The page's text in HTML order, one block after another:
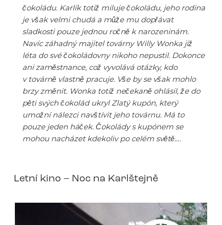
čokoládu. Karlík totiž miluje čokoládu, jeho rodina
je však velmi chudá a může mu dopřávat
sladkosti pouze jednou ročně k narozeninám.
Navíc záhadný majitel továrny Willy Wonka již
léta do své čokoládovny nikoho nepustil. Dokonce
ani zaměstnance, což vyvolává otázky, kdo
v továrně vlastně pracuje. Vše by se však mohlo
brzy změnit. Wonka totiž nečekaně ohlásil, že do
pěti svých čokolád ukryl Zlatý kupón, který
umožní nálezci navštívit jeho továrnu. Má to
pouze jeden háček. Čokolády s kupónem se
mohou nacházet kdekoliv po celém světě….
Letní kino – Noc na Karlštejně